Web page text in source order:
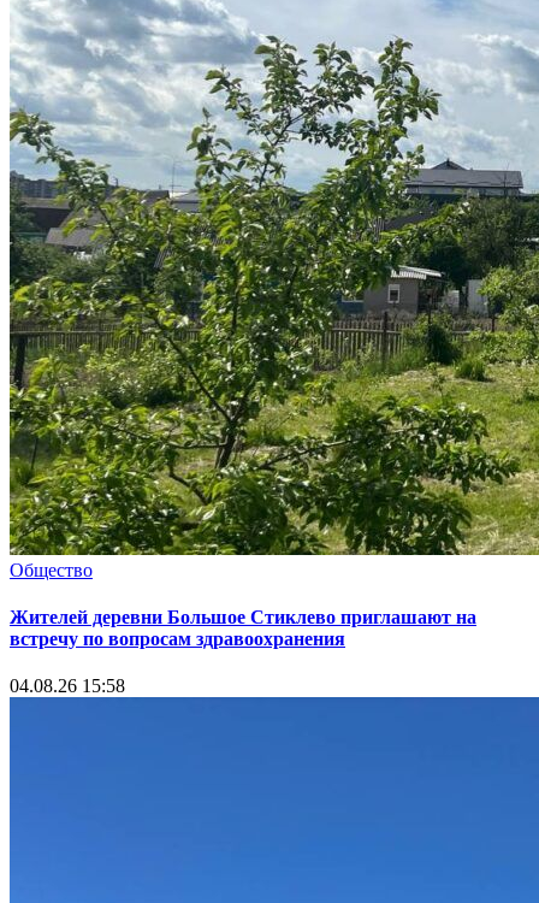
Общество
Жителей деревни Большое Стиклево приглашают на
встречу по вопросам здравоохранения
04.08.26 15:58